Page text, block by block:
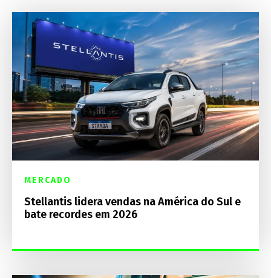
MERCADO
Stellantis lidera vendas na América do Sul e
bate recordes em 2026